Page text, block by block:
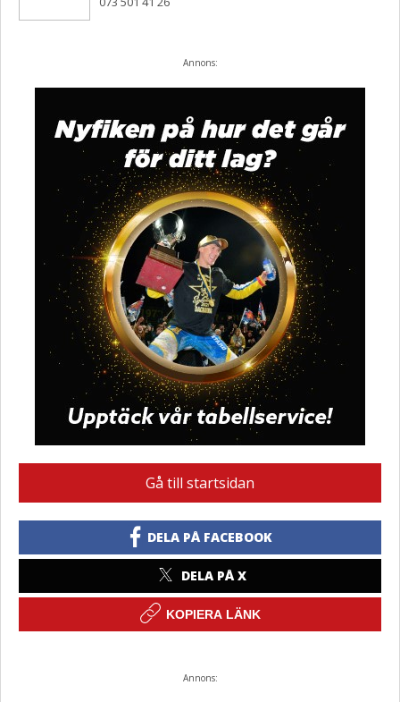
Annons:
Gå till startsidan
DELA PÅ FACEBOOK
DELA PÅ X
KOPIERA LÄNK
Annons: